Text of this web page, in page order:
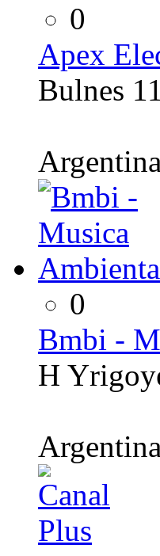
0
Apex
Bulnes
Argentina
0
Bmbi -
H
Argentina